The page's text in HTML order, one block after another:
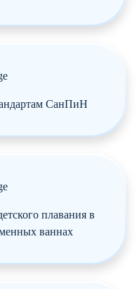
СанПиН
плавания в
ваннах